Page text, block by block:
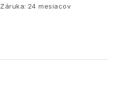
Záruka: 24 mesiacov